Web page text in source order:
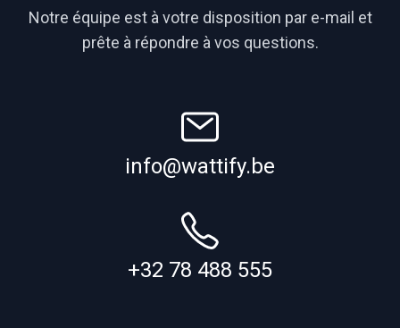
Notre équipe est à votre disposition par e-mail et
prête à répondre à vos questions.
info@wattify.be
+32 78 488 555